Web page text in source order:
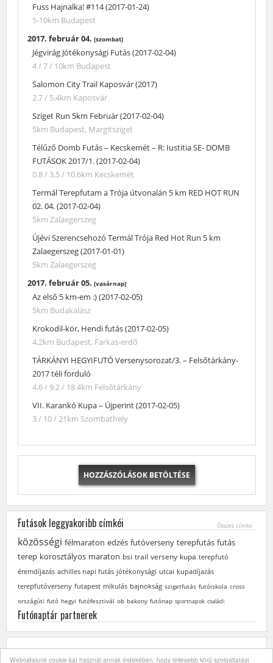
Weboldalunk cookie-kat használ annak érdekében, hogy teljesebb körű szolgáltatást
Fuss Hajnalka! #114 (2017-01-24)
5-10km Budapest
2017. február 04. (szombat)
Jégvirág Jótékonysági Futás (2017-02-04)
4 / 7 / 10km Budapest
Salomon City Trail Kaposvár (2017)
2.7 / 5.4km Kaposvár
Sziget Run 5km Február (2017-02-04)
5km Budapest, Margitsziget
Télűző Domb Futás – Kecskemét – R: Iustitia SE- DOMB
FUTÁSOK 2017/1. (2017-02-04)
0.8 / 3.5 / 10.6km Kecskemét
Termál Terepfutam a Trója útvonalán 5 km RED HOT RUN
02. 04. (2017-02-04)
5km Zalaegerszeg
Újévi Szerencsehozó Termál Trója Red Hot Run 5 km
Zalaegerszeg (2017-01-01)
5km Zalaegerszeg
2017. február 05. (vasárnap)
Az első 5 km-em :) (2017-02-05)
5km Budakalász
Krokodil-kör, Hendi futás (2017-02-05)
4.2km Budapest, Farkas-erdő
TÁRKÁNYI HEGYIFUTÓ Versenysorozat/3. – Felsőtárkány-
2017 téli forduló
4.6 / 9.2 / 18.4km Felsőtárkány
VII. Karankó Kupa – Újperint (2017-02-05)
3 / 10 / 21km Szombathely
HOZZÁSZÓLÁSOK BETÖLTÉSE
Futások leggyakoribb címkéi
közösségi félmaraton edzés futóverseny terepfutás futás
terep korosztályos maraton bsi trail verseny kupa terepfutó
éremdíjazás achilles napi futás jótékonysági utcai kupadíjazás
terepfutóverseny futapest mikulás bajnokság szigetfutás futóiskola cross
országúti futó hegyi futófesztivál ob bakony futónap sportnapok családi
Összes címke
Futónaptár partnerek
A futóversenyek / futások szervezői bármikor módosíthatnak vagy törölhetnek